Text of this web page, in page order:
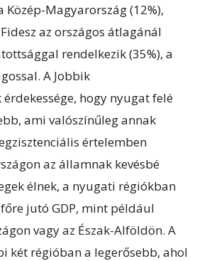
Magyarország (12%),
az országos átlagánál
rendelkezik (35%), a
A Jobbik
hogy nyugat felé
ami valószínűleg annak
értelemben
az államnak kevésbé
élnek, a nyugati régiókban
jutó GDP, mint például
vagy az Észak-Alföldön. A
két régióban a legerősebb, ahol